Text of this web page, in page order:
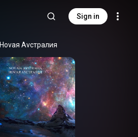
Sign in
Ноvая Аvстралия